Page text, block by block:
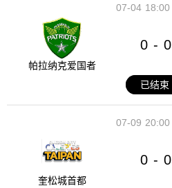
18:00
07-04
帕拉纳克爱国者
0 - 0
已结束
20:00
07-09
奎松城首都
0 - 0